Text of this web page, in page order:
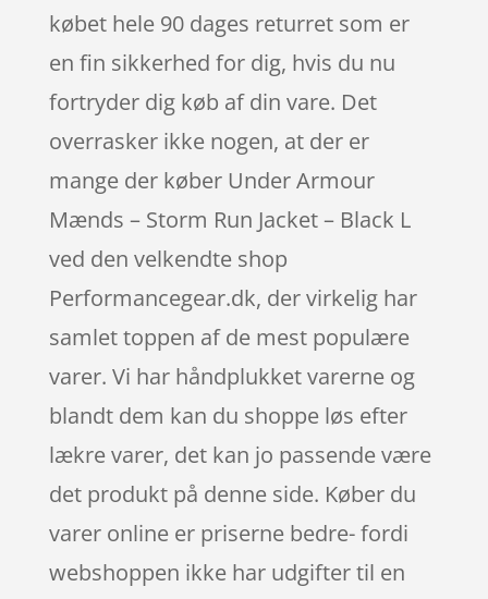
købet hele 90 dages returret som er
en fin sikkerhed for dig, hvis du nu
fortryder dig køb af din vare. Det
overrasker ikke nogen, at der er
mange der køber Under Armour
Mænds – Storm Run Jacket – Black L
ved den velkendte shop
Performancegear.dk, der virkelig har
samlet toppen af de mest populære
varer. Vi har håndplukket varerne og
blandt dem kan du shoppe løs efter
lækre varer, det kan jo passende være
det produkt på denne side. Køber du
varer online er priserne bedre- fordi
webshoppen ikke har udgifter til en